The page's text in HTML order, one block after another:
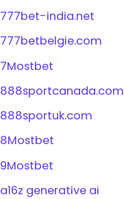
777bet-india.net
777betbelgie.com
7Mostbet
888sportcanada.com
888sportuk.com
8Mostbet
9Mostbet
a16z generative ai